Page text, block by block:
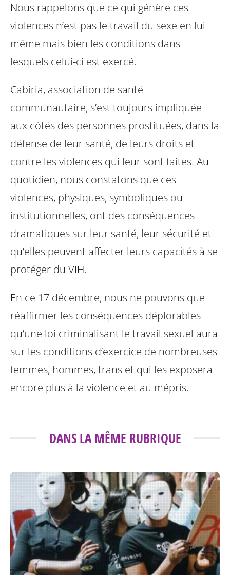
Nous rappelons que ce qui génère ces
violences n’est pas le travail du sexe en lui
même mais bien les conditions dans
lesquels celui-ci est exercé.
Cabiria, association de santé
communautaire, s’est toujours impliquée
aux côtés des personnes prostituées, dans la
défense de leur santé, de leurs droits et
contre les violences qui leur sont faites. Au
quotidien, nous constatons que ces
violences, physiques, symboliques ou
institutionnelles, ont des conséquences
dramatiques sur leur santé, leur sécurité et
qu’elles peuvent affecter leurs capacités à se
protéger du VIH.
En ce 17 décembre, nous ne pouvons que
réaffirmer les conséquences déplorables
qu’une loi criminalisant le travail sexuel aura
sur les conditions d’exercice de nombreuses
femmes, hommes, trans et qui les exposera
encore plus à la violence et au mépris.
DANS LA MÊME RUBRIQUE